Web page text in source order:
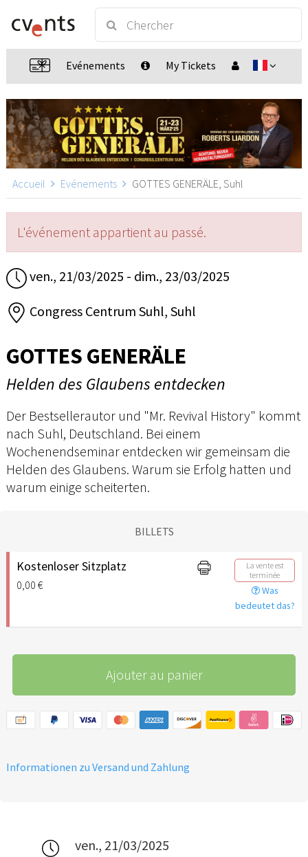
Evénements My Tickets
Accueil Evénements GOTTES GENERÄLE, Suhl
L'événement appartient au passé.
ven., 21/03/2025 - dim., 23/03/2025
Congress Centrum Suhl, Suhl
GOTTES GENERÄLE
Helden des Glaubens entdecken
Der Bestsellerautor und "Mr. Revival History" kommt
nach Suhl, Deutschland. Bei einem
Wochenendseminar entdecken wir gemeinsam die
Helden des Glaubens. Warum sie Erfolg hatten und
warum einige scheiterten.
BILLETS
Kostenloser Sitzplatz
0,00 €
La vente est
terminée
Was
bedeutet das?
Ajouter au panier
Informationen zu Versand und Zahlung
ven., 21/03/2025